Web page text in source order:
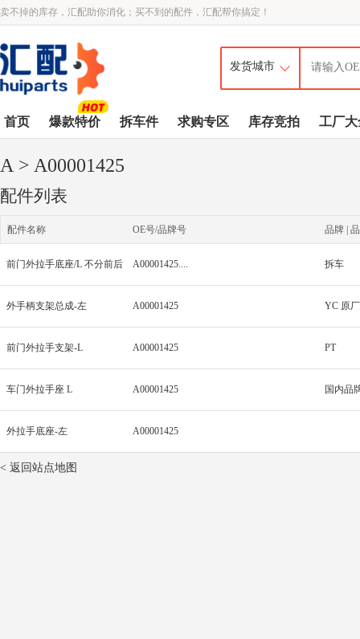
卖不掉的库存，汇配助你消化；买不到的配件，汇配帮你搞定！
首页 爆款特价 拆车件 求购专区 库存竞拍 工厂大
A > A00001425
配件列表
配件名称 OE号/品牌号 品牌 |
前门外拉手底座/L 不分前后 A00001425.... 拆车
外手柄支架总成-左 A00001425 YC 原厂
前门外拉手支架-L A00001425 PT
车门外拉手座 L A00001425 国内品
外拉手底座-左 A00001425
< 返回站点地图